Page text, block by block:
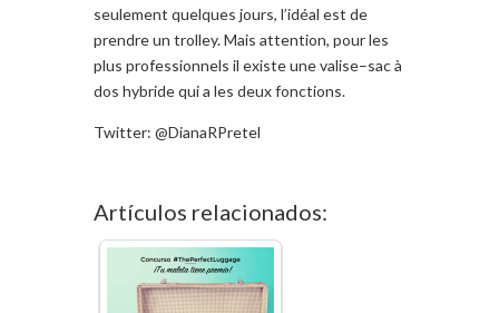
seulement quelques jours, l’idéal est de
prendre un trolley.Mais attention, pour les
plus professionnels il existeune valise–sac à
dos hybride quia les deux fonctions.
Twitter: @DianaRPretel
Artículos relacionados: